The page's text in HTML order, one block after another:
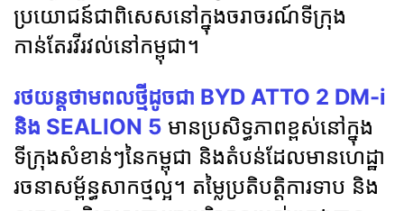
ប្រយោជន៍ជាពិសេសនៅក្នុងចរាចរណ៍ទីក្រុង
កាន់តែរវីរវល់នៅកម្ពុជា។
រថយន្តថាមពលថ្មីដូចជា BYD ATTO 2 DM-i
និង SEALION 5 មានប្រសិទ្ធភាពខ្ពស់នៅក្នុង
ទីក្រុងសំខាន់ៗនៃកម្ពុជា និងតំបន់ដែលមានហេដ្ឋា
រចនាសម្ព័ន្ធសាកថ្មល្អ។ តម្លៃប្រតិបត្តិការទាប និង